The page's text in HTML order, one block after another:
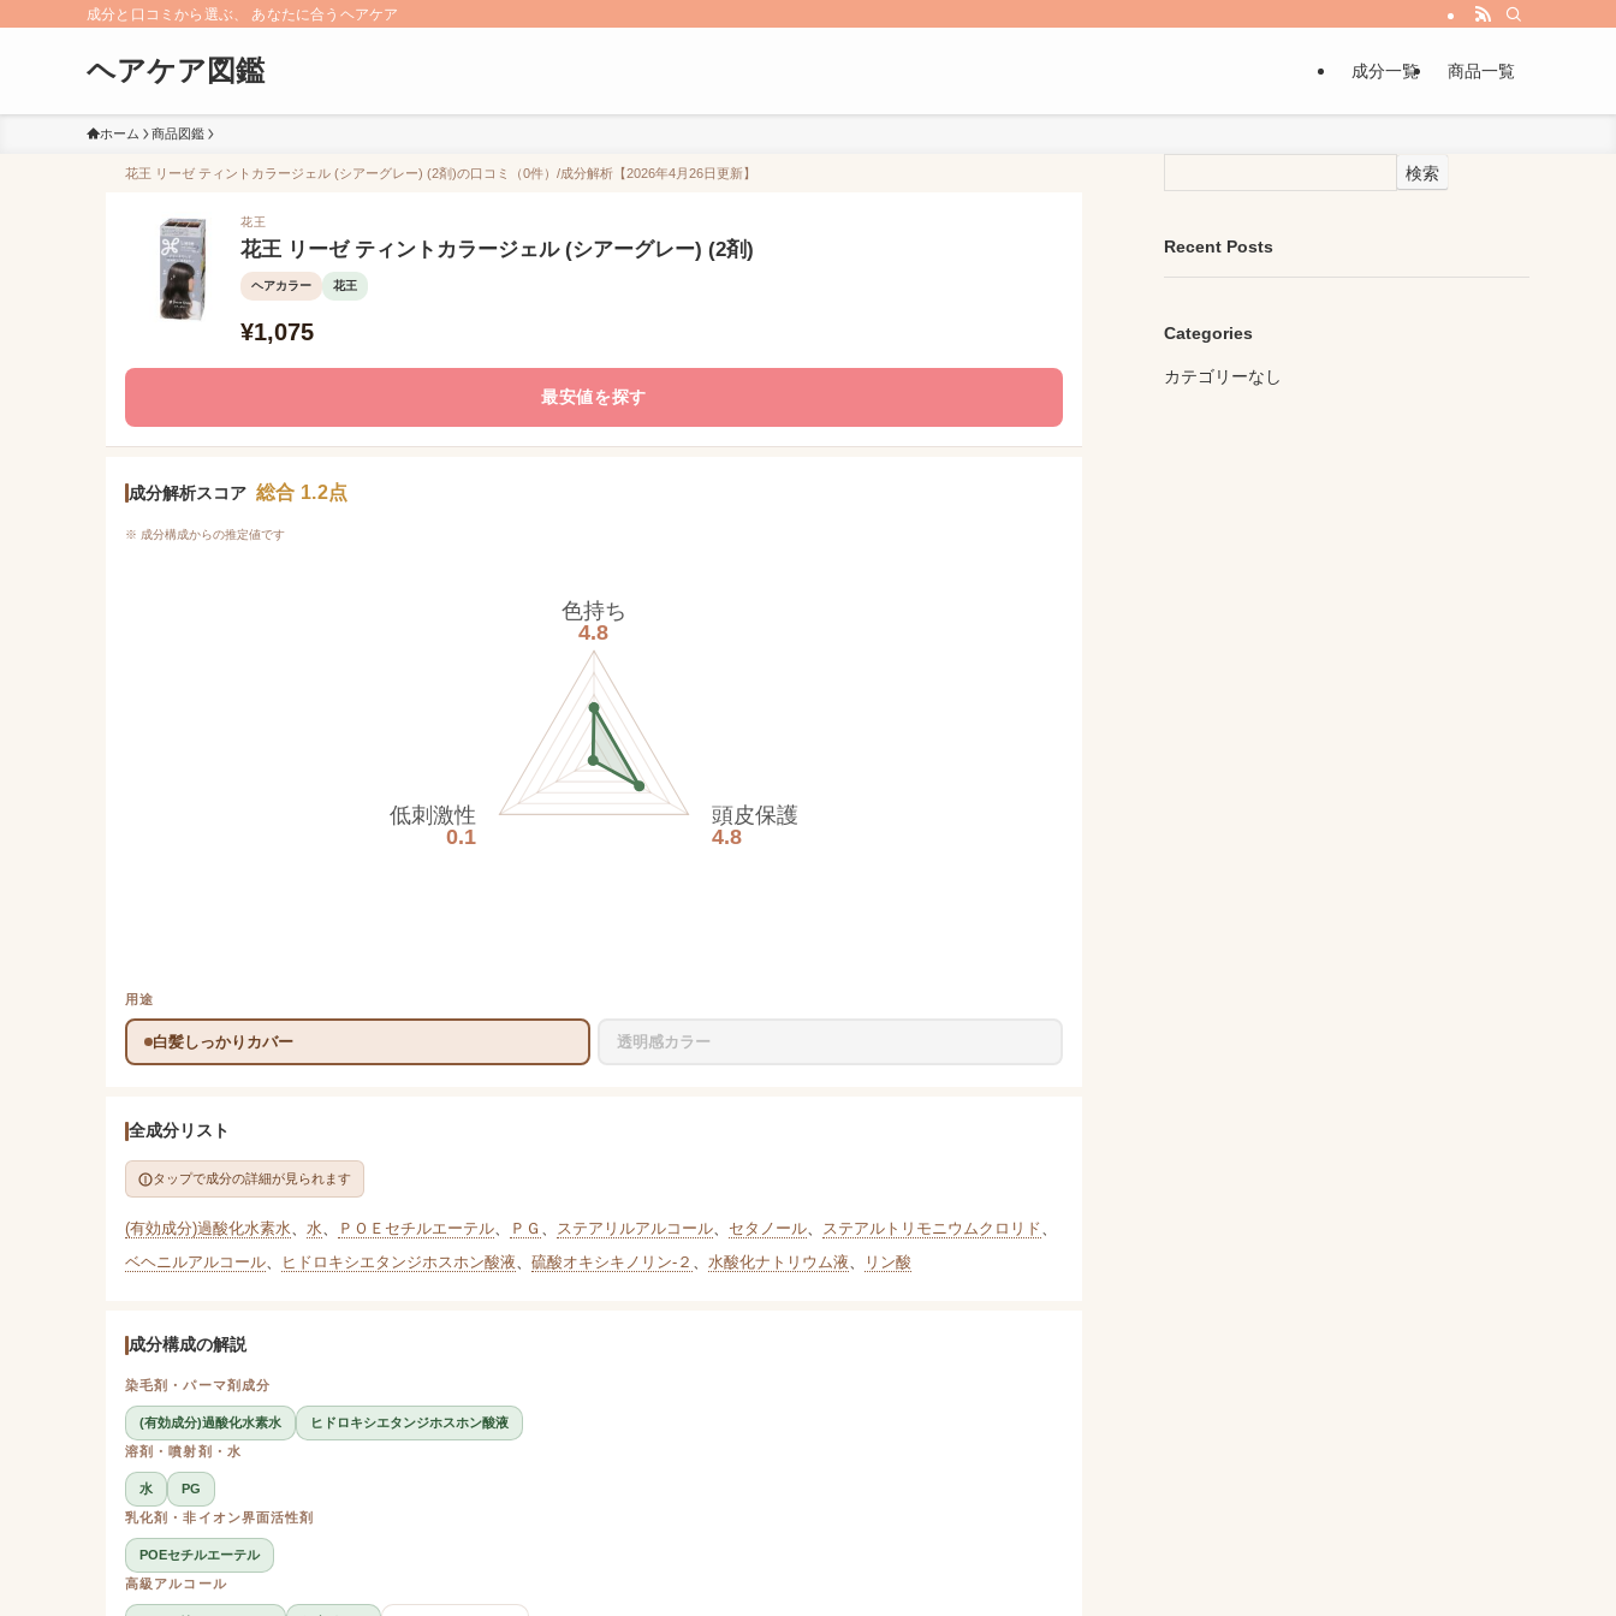
成分と口コミから選ぶ、 あなたに合うヘアケア
ヘアケア図鑑 成分一覧 商品一覧
ホーム 商品図鑑
花王 リーゼ ティントカラージェル (シアーグレー) (2剤)の口コミ（0件）/成分解析【2026年4月26日更新】
花王
花王 リーゼ ティントカラージェル (シアーグレー) (2剤)
ヘアカラー 花王
¥1,075
最安値を探す
成分解析スコア 総合 1.2点
※ 成分構成からの推定値です
色持ち
4.8
頭皮保護
4.8
低刺激性
0.1
用途
白髪しっかりカバー 透明感カラー
全成分リスト
タップで成分の詳細が見られます
(有効成分)過酸化水素水、 水、 ＰＯＥセチルエーテル、 ＰＧ 、 ステアリルアルコール、 セタノール、 ステアルトリモニウムクロリド、
ベヘニルアルコール、 ヒドロキシエタンジホスホン酸液、 硫酸オキシキノリン-２ 、 水酸化ナトリウム液、 リン酸
成分構成の解説
染毛剤・パーマ剤成分
(有効成分)過酸化水素水
ヒドロキシエタンジホスホン酸液
溶剤・噴射剤・水
水
PG
乳化剤・非イオン界面活性剤
POEセチルエーテル
高級アルコール
検索
Recent Posts
Categories
カテゴリーなし